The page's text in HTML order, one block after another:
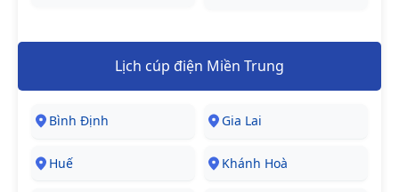
Lịch cúp điện Miền Trung
Bình Định Gia Lai
Huế Khánh Hoà